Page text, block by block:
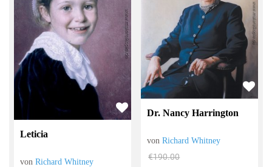
Leticia
vonRichard Whitney
Dr. Nancy Harrington
vonRichard Whitney
€190.00